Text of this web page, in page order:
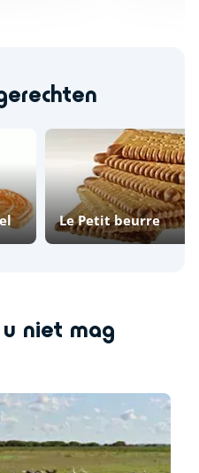
Le Petit beurre
niet mag